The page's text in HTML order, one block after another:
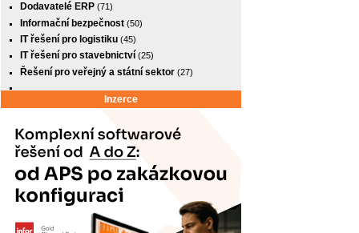
Dodavatelé ERP (71)
Informační bezpečnost (50)
IT řešení pro logistiku (45)
IT řešení pro stavebnictví (25)
Řešení pro veřejný a státní sektor (27)
Inzerce